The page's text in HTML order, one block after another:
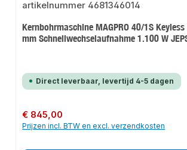
Kernbohrmaschine MAGPRO 40/1S
mm Schnellwechselaufnahme 1.100 W
Direct leverbaar, levertijd 4-5 dagen
Normale prijs:
€ 845,00
Prijzen incl. BTW en excl. verzendkosten